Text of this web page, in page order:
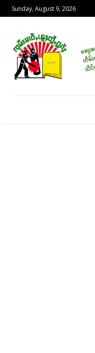
Sunday, August 9, 2026